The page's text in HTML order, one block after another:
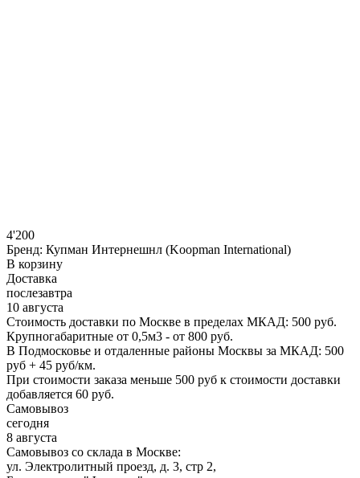
4'200
Бренд: Купман Интернешнл (Koopman International)
В корзину
Доставка
послезавтра
10 августа
Стоимость доставки по Москве в пределах МКАД: 500 руб.
Крупногабаритные от 0,5м3 - от 800 руб.
В Подмосковье и отдаленные районы Москвы за МКАД: 500
руб + 45 руб/км.
При стоимости заказа меньше 500 руб к стоимости доставки
добавляется 60 руб.
Самовывоз
сегодня
8 августа
Самовывоз со склада в Москве:
ул. Электролитный проезд, д. 3, стр 2,